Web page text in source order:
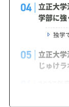
立正大
学部に
独学
立正大学
じゅけ
2027年
した受